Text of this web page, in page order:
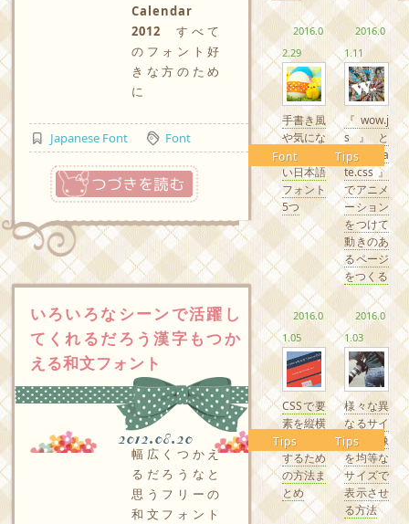
Calendar
2012
すべて
のフォント好
きな方のため
に
Japanese Font Font
つづきを読む
いろいろなシーンで活躍し
てくれるだろう漢字もつか
える和文フォント
2012.08.20
幅広くつかえ
るだろうなと
思うフリーの
和文フォント
2016.0
2.29
Font
手書き風
や気にな
るかわい
い日本語
フォント
5つ
2016.0
1.11
Tips
『wow.j
s』と
『Anima
te.css』
でアニメ
ーション
をつけて
動きのあ
るページ
をつくる
2016.0
1.05
Tips
CSSで要
素を縦横
中央配置
するため
の方法ま
とめ
2016.0
1.03
Tips
様々な異
なるサイ
ズの画像
を均等な
サイズで
表示させ
る方法